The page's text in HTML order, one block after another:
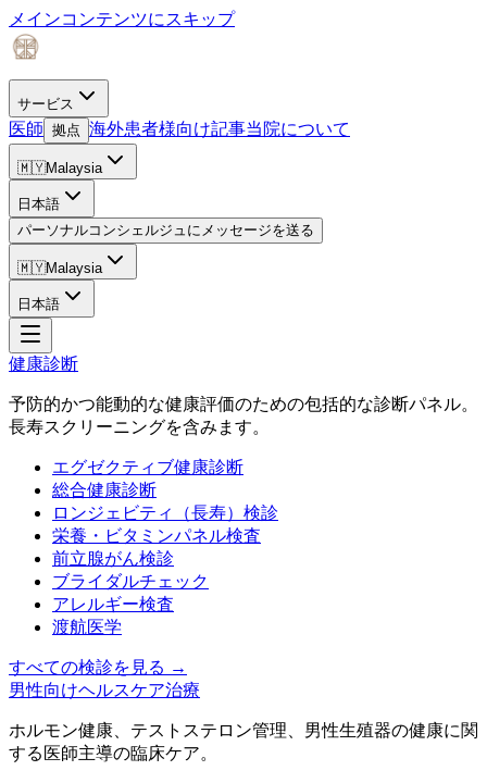
メインコンテンツにスキップ
サービス
医師 拠点 海外患者様向け記事当院について
🇲🇾Malaysia
日本語
パーソナルコンシェルジュにメッセージを送る
🇲🇾Malaysia
日本語
健康診断
予防的かつ能動的な健康評価のための包括的な診断パネル。
長寿スクリーニングを含みます。
エグゼクティブ健康診断
総合健康診断
ロンジェビティ（長寿）検診
栄養・ビタミンパネル検査
前立腺がん検診
ブライダルチェック
アレルギー検査
渡航医学
すべての検診を見る →
男性向けヘルスケア治療
ホルモン健康、テストステロン管理、男性生殖器の健康に関
する医師主導の臨床ケア。